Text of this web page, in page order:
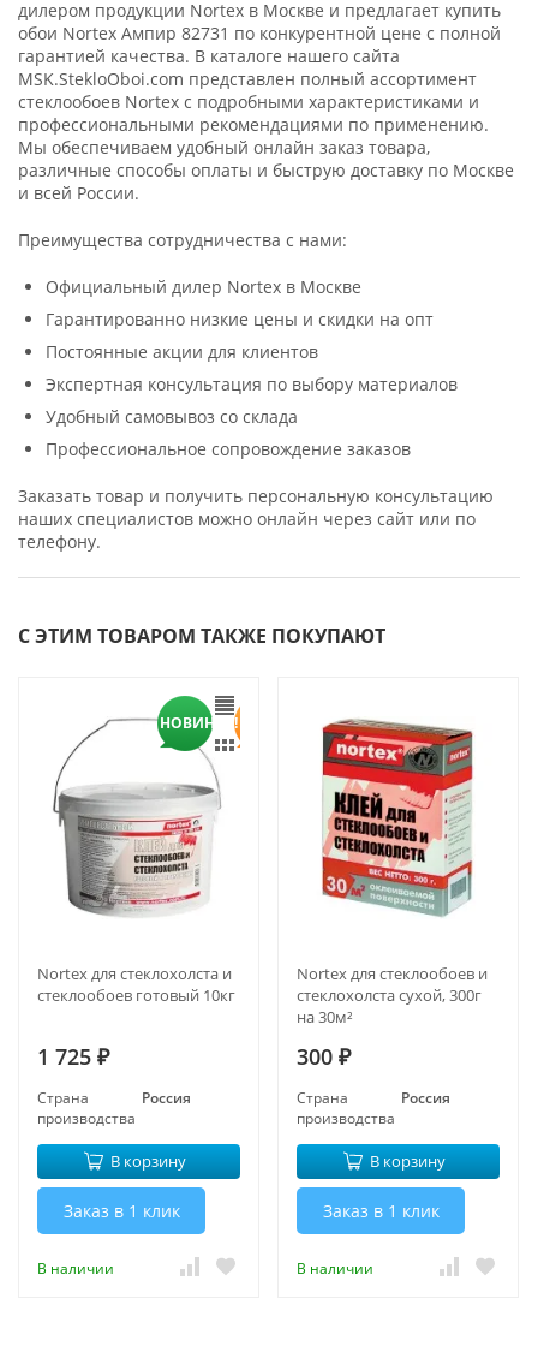
дилером продукции Nortex в Москве и предлагает купить
обои Nortex Ампир 82731 по конкурентной цене с полной
гарантией качества. В каталоге нашего сайта
MSK.StekloOboi.com представлен полный ассортимент
стеклообоев Nortex с подробными характеристиками и
профессиональными рекомендациями по применению.
Мы обеспечиваем удобный онлайн заказ товара,
различные способы оплаты и быструю доставку по Москве
и всей России.
Преимущества сотрудничества с нами:
Официальный дилер Nortex в Москве
Гарантированно низкие цены и скидки на опт
Постоянные акции для клиентов
Экспертная консультация по выбору материалов
Удобный самовывоз со склада
Профессиональное сопровождение заказов
Заказать товар и получить персональную консультацию
наших специалистов можно онлайн через сайт или по
телефону.
С ЭТИМ ТОВАРОМ ТАКЖЕ ПОКУПАЮТ
НОВИНКА!
Nortex для стеклохолста и
стеклообоев готовый 10кг
1 725 ₽
Страна
производства
Россия
В корзину
Заказ в 1 клик
В наличии
Nortex для стеклообоев и
стеклохолста сухой, 300г
на 30м²
300 ₽
Страна
производства
Россия
В корзину
Заказ в 1 клик
В наличии